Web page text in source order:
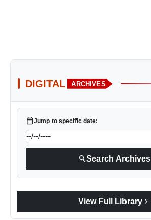
DIGITAL ARCHIVES
calendar_todayJump to specific date:
searchSearch Archives
View Full Library chevron_right